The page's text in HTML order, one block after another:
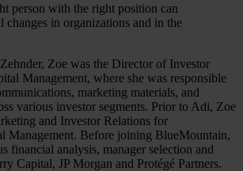
person with the right position can
changes in organizations and in the
Zoe was the Director of Investor
Management, where she was responsible
marketing materials, and
various investor segments. Prior to Adi, Zoe
and Investor Relations for
Management. Before joining BlueMountain,
financial analysis, manager selection and
Capital, JP Morgan and Protégé Partners.